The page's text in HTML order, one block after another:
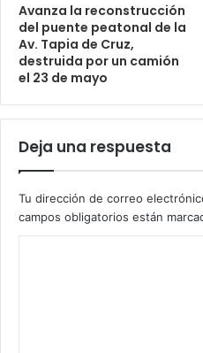
Avanza la reconstrucción
del puente peatonal de la
Av. Tapia de Cruz,
destruida por un camión
el 23 de mayo
Deja una respuesta
Tu dirección de correo
campos obligatorios están